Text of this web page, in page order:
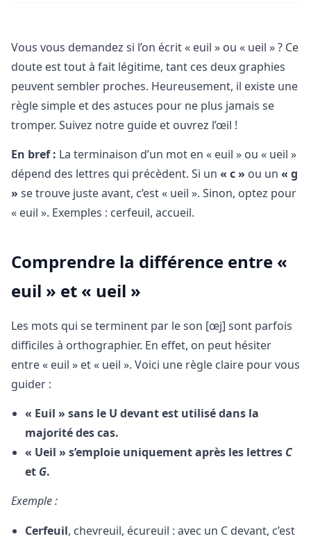
Vous vous demandez si l’on écrit « euil » ou « ueil » ? Ce
doute est tout à fait légitime, tant ces deux graphies
peuvent sembler proches. Heureusement, il existe une
règle simple et des astuces pour ne plus jamais se
tromper. Suivez notre guide et ouvrez l’œil !
En bref : La terminaison d’un mot en « euil » ou « ueil »
dépend des lettres qui précèdent. Si un « c » ou un « g
» se trouve juste avant, c’est « ueil ». Sinon, optez pour
« euil ». Exemples : cerfeuil, accueil.
Comprendre la différence entre «
euil » et « ueil »
Les mots qui se terminent par le son [œj] sont parfois
difficiles à orthographier. En effet, on peut hésiter
entre « euil » et « ueil ». Voici une règle claire pour vous
guider :
« Euil » sans le U devant est utilisé dans la
majorité des cas.
« Ueil » s’emploie uniquement après les lettres C
et G.
Exemple :
Cerfeuil, chevreuil, écureuil : avec un C devant, c’est